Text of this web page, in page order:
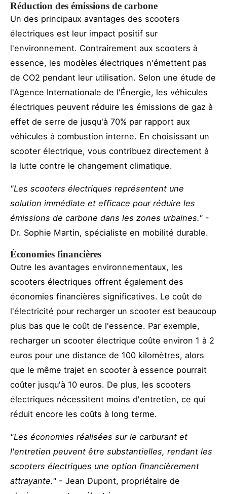
Réduction des émissions de carbone
Un des principaux avantages des scooters
électriques est leur impact positif sur
l'environnement. Contrairement aux scooters à
essence, les modèles électriques n'émettent pas
de CO2 pendant leur utilisation. Selon une étude de
l'Agence Internationale de l'Énergie, les véhicules
électriques peuvent réduire les émissions de gaz à
effet de serre de jusqu'à 70% par rapport aux
véhicules à combustion interne. En choisissant un
scooter électrique, vous contribuez directement à
la lutte contre le changement climatique.
"Les scooters électriques représentent une
solution immédiate et efficace pour réduire les
émissions de carbone dans les zones urbaines." -
Dr. Sophie Martin, spécialiste en mobilité durable.
Économies financières
Outre les avantages environnementaux, les
scooters électriques offrent également des
économies financières significatives. Le coût de
l'électricité pour recharger un scooter est beaucoup
plus bas que le coût de l'essence. Par exemple,
recharger un scooter électrique coûte environ 1 à 2
euros pour une distance de 100 kilomètres, alors
que le même trajet en scooter à essence pourrait
coûter jusqu'à 10 euros. De plus, les scooters
électriques nécessitent moins d'entretien, ce qui
réduit encore les coûts à long terme.
"Les économies réalisées sur le carburant et
l'entretien peuvent être substantielles, rendant les
scooters électriques une option financièrement
attrayante." - Jean Dupont, propriétaire de